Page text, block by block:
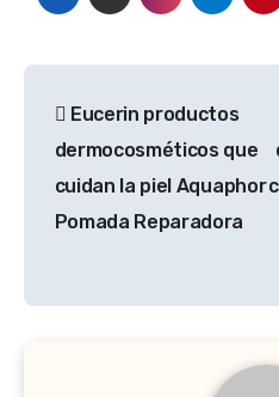
de
entradas
Eucerin productos
dermocosméticos que
cuidan la piel Aquaphor
Pomada Reparadora